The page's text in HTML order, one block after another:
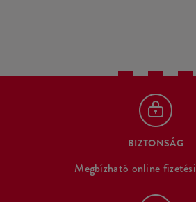
BIZTONSÁG
Megbízható online